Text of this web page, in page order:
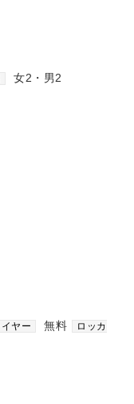
女2・男2
イヤー 無料 ロッカ